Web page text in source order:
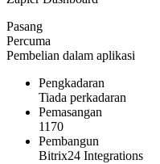
Pasang
Percuma
Pembelian dalam aplikasi
Pengkadaran
Tiada perkadaran
Pemasangan
1170
Pembangun
Bitrix24 Integrations